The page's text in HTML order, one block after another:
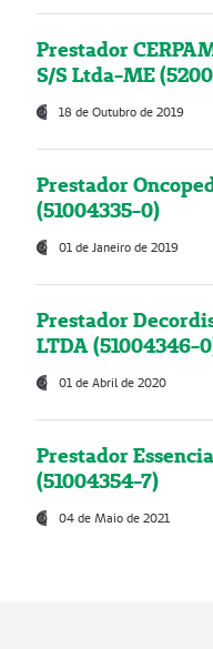
Prestador
S/S Ltda-ME
18 de Outubro de 2019
Prestador
(51004335-0)
01 de Janeiro de 2019
Prestador
LTDA (51004346-
01 de Abril de 2020
Prestador
(51004354-7)
04 de Maio de 2021